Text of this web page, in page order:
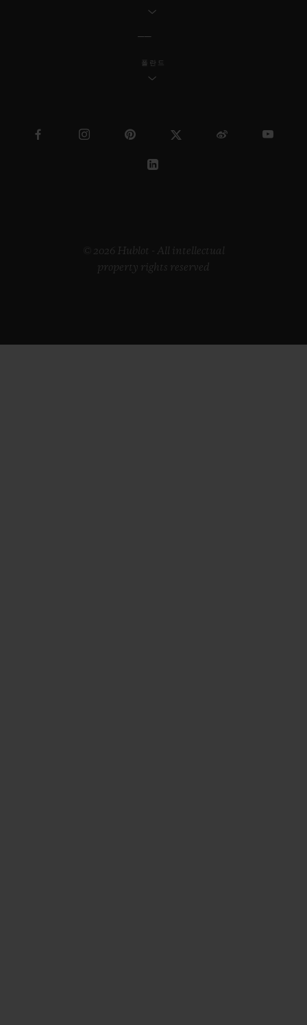
폴란드
© 2026 Hublot - All intellectual
property rights reserved